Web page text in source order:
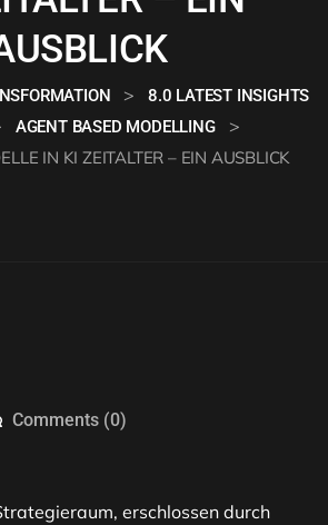
>
8.0 LATEST INSIGHTS
AGENT BASED MODELLING >
IN KI ZEITALTER – EIN AUSBLICK
Comments (0)
erschlossen durch